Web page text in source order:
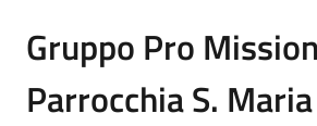
Gruppo Pro
Parrocchia S. Maria